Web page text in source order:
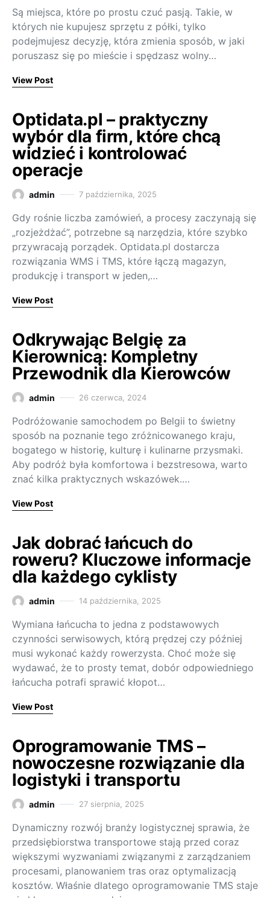
Są miejsca, które po prostu czuć pasją. Takie, w
których nie kupujesz sprzętu z półki, tylko
podejmujesz decyzję, która zmienia sposób, w jaki
poruszasz się po mieście i spędzasz wolny…
View Post
Optidata.pl – praktyczny
wybór dla firm, które chcą
widzieć i kontrolować
operacje
admin 7 października, 2025
Gdy rośnie liczba zamówień, a procesy zaczynają się
„rozjeżdżać”, potrzebne są narzędzia, które szybko
przywracają porządek. Optidata.pl dostarcza
rozwiązania WMS i TMS, które łączą magazyn,
produkcję i transport w jeden,…
View Post
Odkrywając Belgię za
Kierownicą: Kompletny
Przewodnik dla Kierowców
admin 26 czerwca, 2024
Podróżowanie samochodem po Belgii to świetny
sposób na poznanie tego zróżnicowanego kraju,
bogatego w historię, kulturę i kulinarne przysmaki.
Aby podróż była komfortowa i bezstresowa, warto
znać kilka praktycznych wskazówek.…
View Post
Jak dobrać łańcuch do
roweru? Kluczowe informacje
dla każdego cyklisty
admin 14 października, 2025
Wymiana łańcucha to jedna z podstawowych
czynności serwisowych, którą prędzej czy później
musi wykonać każdy rowerzysta. Choć może się
wydawać, że to prosty temat, dobór odpowiedniego
łańcucha potrafi sprawić kłopot…
View Post
Oprogramowanie TMS –
nowoczesne rozwiązanie dla
logistyki i transportu
admin 27 sierpnia, 2025
Dynamiczny rozwój branży logistycznej sprawia, że
przedsiębiorstwa transportowe stają przed coraz
większymi wyzwaniami związanymi z zarządzaniem
procesami, planowaniem tras oraz optymalizacją
kosztów. Właśnie dlatego oprogramowanie TMS staje